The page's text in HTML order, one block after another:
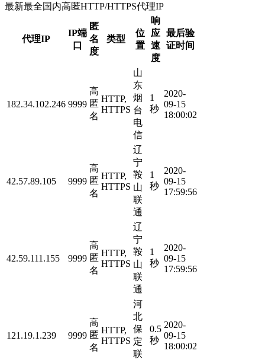
最新最全国内高匿HTTP/HTTPS代理IP
代理IP
IP端
口
匿
名
度
类型
位
置
响
应
速
度
最后验
证时间
182.34.102.246 9999
高
匿
名
HTTP,
HTTPS
山
东
烟
台
电
信
1
秒
2020-
09-15
18:00:02
42.57.89.105 9999
高
匿
名
HTTP,
HTTPS
辽
宁
鞍
山
联
通
1
秒
2020-
09-15
17:59:56
42.59.111.155 9999
高
匿
名
HTTP,
HTTPS
辽
宁
鞍
山
联
通
1
秒
2020-
09-15
17:59:56
121.19.1.239 9999
高
匿
名
HTTP,
HTTPS
河
北
保
定
联
0.5
秒
2020-
09-15
18:00:02